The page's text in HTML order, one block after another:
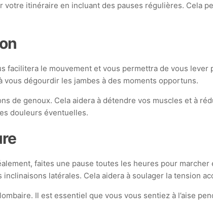
itinéraire en incluant des pauses régulières. Cela
le mouvement et vous permettra de vous lever
vous dégourdir les jambes à des moments opportuns.
de genoux. Cela aidera à détendre vos muscles et à
douleurs éventuelles.
faites une pause toutes les heures pour
latérales. Cela aidera à soulager la tension
Il est essentiel que vous vous sentiez à l’aise